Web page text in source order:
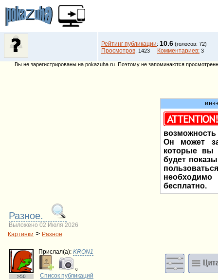
Рейтинг публикации: 10.6 (голосов: 72)
Просмотров: 1423 Комментариев: 3
Вы не зарегистрированы на pokazuha.ru. Поэтому не запоминаются
возможность
Он может
которые вы
будет
бесплатно.
Разное.
Выложено 02 Июля 2026
Картинки > Разное
>50
Прислал(a): KRON1
0
Список публикаций